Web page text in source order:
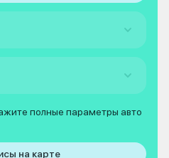
полные параметры авто
на карте